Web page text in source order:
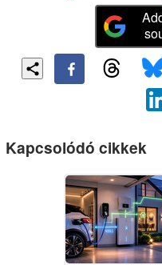
Kapcsolódó cikkek